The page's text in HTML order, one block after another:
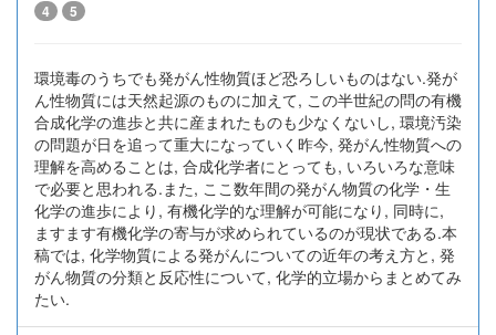
4 5
環境毒のうちでも発がん性物質ほど恐ろしいものはない.発が
ん性物質には天然起源のものに加えて, この半世紀の問の有機
合成化学の進歩と共に産まれたものも少なくないし, 環境汚染
の問題が日を追って重大になっていく昨今, 発がん性物質への
理解を高めることは, 合成化学者にとっても, いろいろな意味
で必要と思われる.また, ここ数年間の発がん物質の化学・生
化学の進歩により, 有機化学的な理解が可能になり, 同時に,
ますます有機化学の寄与が求められているのが現状である.本
稿では, 化学物質による発がんについての近年の考え方と, 発
がん物質の分類と反応性について, 化学的立場からまとめてみ
たい.